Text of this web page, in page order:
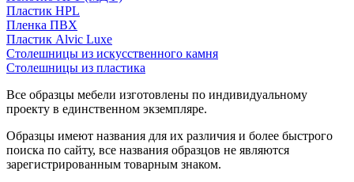
Пластик HPL
Пленка ПВХ
Пластик Alvic Luxe
Столешницы из искусственного камня
Столешницы из пластика
Все образцы мебели изготовлены по индивидуальному
проекту в единственном экземпляре.
Образцы имеют названия для их различия и более быстрого
поиска по сайту, все названия образцов не являются
зарегистрированным товарным знаком.